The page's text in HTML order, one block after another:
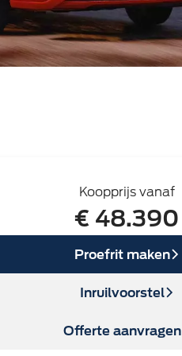
Koopprijs vanaf
€ 48.390
Proefrit maken
Inruilvoorstel
Offerte aanvragen